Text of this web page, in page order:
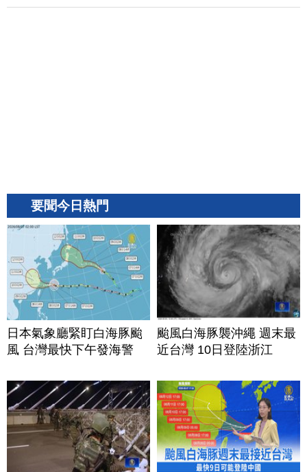
要聞今日熱門
日本氣象廳緊盯白海豚颱
風 台灣最快下午發海警
颱風白海豚襲沖繩 週末最
近台灣 10日登陸浙江